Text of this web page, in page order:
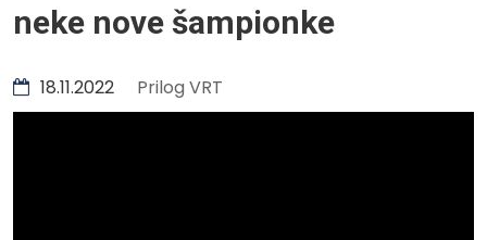
neke nove šampionke
18.11.2022 Prilog VRT